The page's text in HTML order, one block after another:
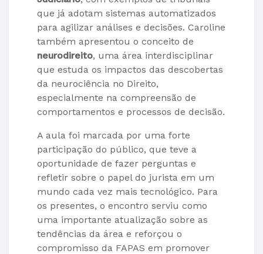
que já adotam sistemas automatizados
para agilizar análises e decisões. Caroline
também apresentou o conceito de
neurodireito, uma área interdisciplinar
que estuda os impactos das descobertas
da neurociência no Direito,
especialmente na compreensão de
comportamentos e processos de decisão.
A aula foi marcada por uma forte
participação do público, que teve a
oportunidade de fazer perguntas e
refletir sobre o papel do jurista em um
mundo cada vez mais tecnológico. Para
os presentes, o encontro serviu como
uma importante atualização sobre as
tendências da área e reforçou o
compromisso da FAPAS em promover